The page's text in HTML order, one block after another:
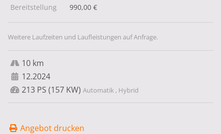
Bereitstellung
990,00 €
Weitere Laufzeiten und Laufleistungen auf Anfrage.
10 km
12.2024
213 PS (157 KW) Automatik , Hybrid
Angebot drucken